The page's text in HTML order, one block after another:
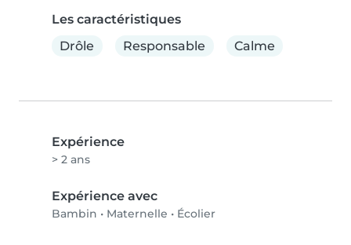
Les caractéristiques
Drôle
Responsable Calme
Expérience
> 2 ans
Expérience avec
Bambin • Maternelle • Écolier